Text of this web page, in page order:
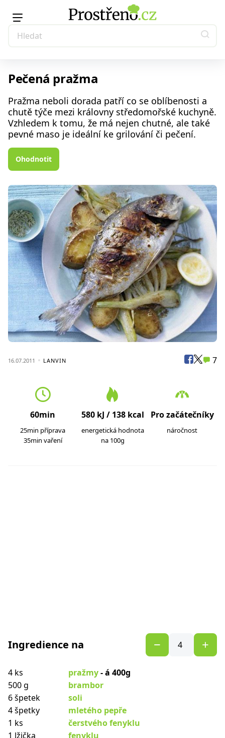
Pečená pražma
Pražma neboli dorada patří co se oblíbenosti a
chutě týče mezi královny středomořské kuchyně.
Vzhledem k tomu, že má nejen chutné, ale také
pevné maso je ideální ke grilování či pečení.
Ohodnotit
16.07.2011 LANVIN 7
60min
25min příprava
35min vaření
580 kJ / 138 kcal
energetická hodnota
na 100g
Pro začátečníky
náročnost
Ingredience na
4 ks pražmy- á 400g
500 g
brambor
6 špetek
soli
4 špetky
mletého pepře
1 ks
čerstvého fenyklu
1 lžička
fenyklu